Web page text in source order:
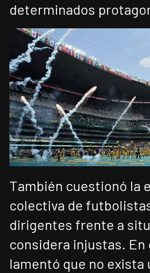
determinados
También cuestionó la
colectiva de
dirigentes frente a
considera injustas. En
lamentó que no exista